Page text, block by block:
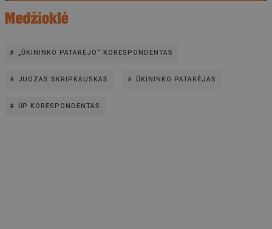
„ŪKININKO PATARĖJO“ KORESPONDENTAS
JUOZAS SKRIPKAUSKAS ŪKININKO PATARĖJAS
ŪP KORESPONDENTAS